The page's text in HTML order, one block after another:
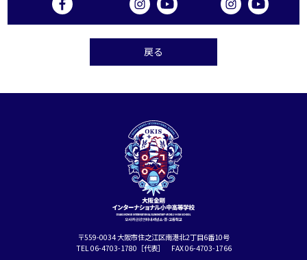
戻る
〒559-0034 大阪市住之江区南港北2丁目6番10号
TEL 06-4703-1780［代表］ FAX 06-4703-1766